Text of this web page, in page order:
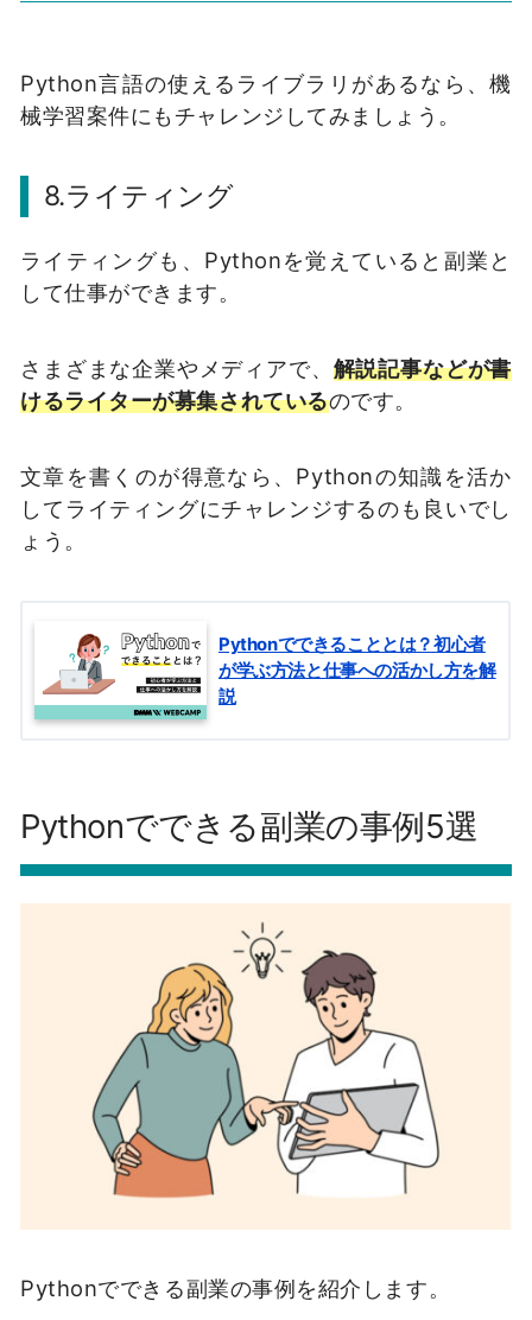
Python言語の使えるライブラリがあるなら、機
械学習案件にもチャレンジしてみましょう。
8.ライティング
ライティングも、Pythonを覚えていると副業と
して仕事ができます。
さまざまな企業やメディアで、 解説記事などが書
けるライターが募集されているのです。
文章を書くのが得意なら、Pythonの知識を活か
してライティングにチャレンジするのも良いでし
ょう。
Pythonでできることとは？初心者
が学ぶ方法と仕事への活かし方を解
説
Pythonでできる副業の事例5選
Pythonでできる副業の事例を紹介します。